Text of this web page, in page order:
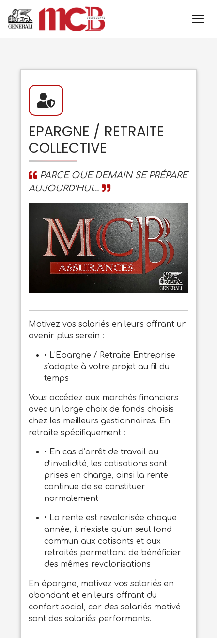
EPARGNE / RETRAITE
COLLECTIVE
PARCE QUE DEMAIN SE PRÉPARE
AUJOURD’HUI…
Motivez vos salariés en leurs offrant un
avenir plus serein :
• L’Epargne / Retraite Entreprise
s'adapte à votre projet au fil du
temps
Vous accédez aux marchés financiers
avec un large choix de fonds choisis
chez les meilleurs gestionnaires. En
retraite spécifiquement :
• En cas d’arrêt de travail ou
d’invalidité, les cotisations sont
prises en charge, ainsi la rente
continue de se constituer
normalement
• La rente est revalorisée chaque
année, il n'existe qu'un seul fond
commun aux cotisants et aux
retraités permettant de bénéficier
des mêmes revalorisations
En épargne, motivez vos salariés en
abondant et en leurs offrant du
confort social, car des salariés motivé
sont des salariés performants.